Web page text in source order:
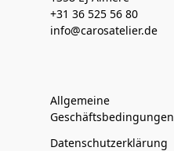
+31 36 525 56 80
info@carosatelier.de
Allgemeine
Geschäftsbedingungen
Datenschutzerklärung